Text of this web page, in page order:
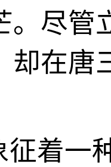
。尽管
却在唐
征着一